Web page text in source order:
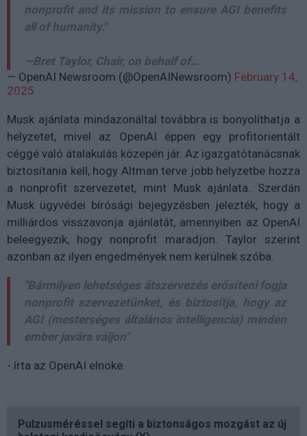
nonprofit and its mission to ensure AGI benefits
all of humanity."
—Bret Taylor, Chair, on behalf of…
— OpenAI Newsroom (@OpenAINewsroom) February 14,
2025
Musk ajánlata mindazonáltal továbbra is bonyolíthatja a
helyzetet, mivel az OpenAI éppen egy profitorientált
céggé való átalakulás közepén jár. Az igazgatótanácsnak
biztosítania kell, hogy Altman terve jobb helyzetbe hozza
a nonprofit szervezetet, mint Musk ajánlata. Szerdán
Musk ügyvédei bírósági bejegyzésben jelezték, hogy a
milliárdos visszavonja ajánlatát, amennyiben az OpenAI
beleegyezik, hogy nonprofit maradjon. Taylor szerint
azonban az ilyen engedmények nem kerülnek szóba.
"Bármilyen lehetséges átszervezés erősíteni fogja
nonprofit szervezetünket, és biztosítja, hogy az
AGI (mesterséges általános intelligencia) minden
ember javára váljon"
- írta az OpenAI elnöke.
Pulzusméréssel segíti a biztonságos mozgást az új